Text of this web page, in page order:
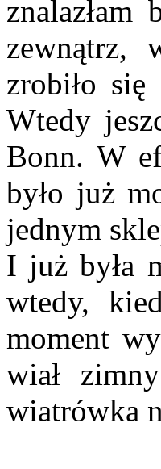
znalazłam
zewnątrz,
zrobiło się
Wtedy
Bonn. W
było już
jednym
I już była
wtedy,
moment
wiał
wiatrówka